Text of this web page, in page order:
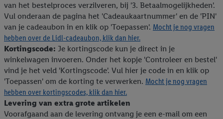
van het bestelproces verzilveren, bij '3. Betaalmogelijkheden'.
Vul onderaan de pagina het 'Cadeaukaartnummer' en de 'PIN'
van je cadeaubon in en klik op 'Toepassen'. Mocht je nog vragen
hebben over de Lidl-cadeaubon, klik dan hier.
Kortingscode: Je kortingscode kun je direct in je
winkelwagen invoeren. Onder het kopje 'Controleer en bestel'
vind je het veld 'Kortingscode'. Vul hier je code in en klik op
'Toepassen' om de korting te verwerken. Mocht je nog vragen
hebben over kortingscodes, klik dan hier.
Levering van extra grote artikelen
Voorafgaand aan de levering ontvang je een e-mail om een